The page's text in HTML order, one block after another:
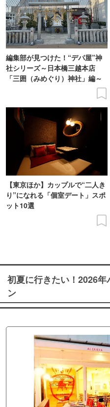
編集部が見つけた！“デパ屋”神
社シリーズ～日本橋三越本店
「三囲（みめぐり）神社」編～
【東京ほか】カップルで“二人き
り”になれる「個室デート」スポ
ット10選
初夏に行きたい！2026
ン